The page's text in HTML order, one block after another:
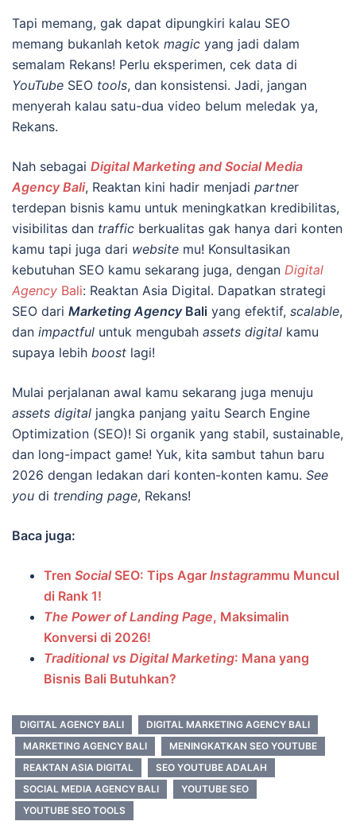
Tapi memang, gak dapat dipungkiri kalau SEO
memang bukanlah ketok magic yang jadi dalam
semalam Rekans! Perlu eksperimen, cek data di
YouTube SEO tools, dan konsistensi. Jadi, jangan
menyerah kalau satu-dua video belum meledak ya,
Rekans.
Nah sebagai Digital Marketing and Social Media
Agency Bali, Reaktan kini hadir menjadi partner
terdepan bisnis kamu untuk meningkatkan kredibilitas,
visibilitas dan traffic berkualitas gak hanya dari konten
kamu tapi juga dari website mu! Konsultasikan
kebutuhan SEO kamu sekarang juga, dengan Digital
Agency Bali: Reaktan Asia Digital. Dapatkan strategi
SEO dari Marketing AgencyBali yang efektif, scalable,
dan impactful untuk mengubah assets digital kamu
supaya lebih boost lagi!
Mulai perjalanan awal kamu sekarang juga menuju
assets digital jangka panjang yaitu Search Engine
Optimization (SEO)! Si organik yang stabil, sustainable,
dan long-impact game! Yuk, kita sambut tahun baru
2026 dengan ledakan dari konten-konten kamu. See
you di trending page, Rekans!
Baca juga:
Tren SocialSEO: Tips Agar Instagrammu Muncul
di Rank 1!
The Power of Landing Page, Maksimalin
Konversi di 2026!
Traditional vs Digital Marketing: Mana yang
Bisnis Bali Butuhkan?
DIGITAL AGENCY BALI
DIGITAL MARKETING AGENCY BALI
MARKETING AGENCY BALI
MENINGKATKAN SEO YOUTUBE
REAKTAN ASIA DIGITAL
SEO YOUTUBE ADALAH
SOCIAL MEDIA AGENCY BALI
YOUTUBE SEO
YOUTUBE SEO TOOLS